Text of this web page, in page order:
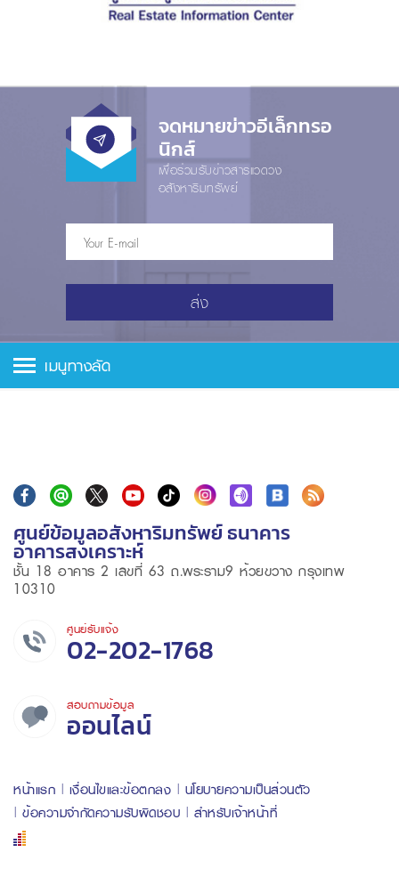
จดหมายข่าวอีเล็กทรอ
นิกส์
เพื่อร่วมรับข่าวสารแวดวง
อสังหาริมทรัพย์
ส่ง
เมนูทางลัด
ศูนย์ข้อมูลอสังหาริมทรัพย์ ธนาคาร
อาคารสงเคราะห์
ชั้น 18 อาคาร 2 เลขที่ 63 ถ.พระราม9 ห้วยขวาง กรุงเทพ
10310
ศูนย์รับแจ้ง
02-202-1768
สอบถามข้อมูล
ออนไลน์
หน้าแรก เงื่อนไขและข้อตกลง
นโยบายความเป็นส่วนตัว
ข้อความจำกัดความรับผิดชอบ
สำหรับเจ้าหน้าที่